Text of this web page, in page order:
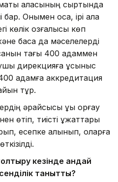
қаласының сыртында
Онымен қоса, ірі қала
көлік қозғалысы көп
басқа да мәселелерді
санын тағы 400 адаммен
дирекцияға ұсыныс
адамға аккредитация
тұр.
әрқайсысы құқық қорғау
өтіп, тиісті құжаттары
есепке алынып, оларға
кезінде қандай
танытты?